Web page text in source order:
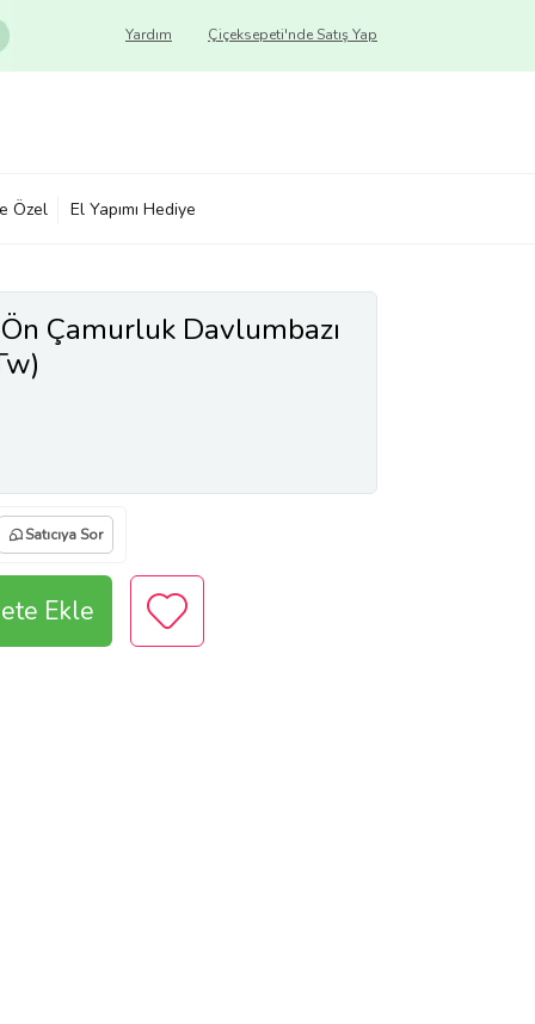
Çiçeksepeti'nde Satış Yap
Yardım
Özel El Yapımı Hediye
Çamurluk Davlumbazı
Satıcıya Sor
Ekle